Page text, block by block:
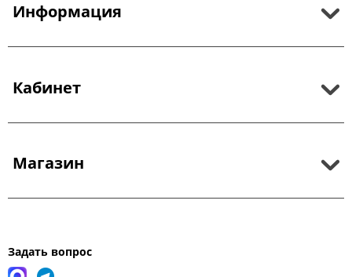
Информация
Кабинет
Магазин
Задать вопрос